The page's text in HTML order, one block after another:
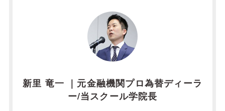
新里 竜一 ｜元金融機関プロ為替ディーラ
ー/当スクール学院長